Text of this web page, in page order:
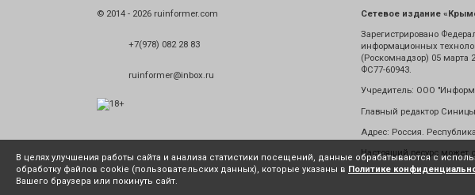
© 2014 - 2026 ruinformer.com
+7(978) 082 28 83
ruinformer@inbox.ru
Сетевое издание
Зарегистрировано
информационных
(Роскомнадзор) 05 марта
ФС77-60943.
Учредитель: ООО
Главный редактор
Адрес: Россия.
Настоящий ресурс может
В целях улучшения работы сайта и анализа статистики посещений, данные обрабатываются с
обработку файлов cookie (пользовательских данных), которые указаны в Политике
Вашего браузера или покинуть сайт.